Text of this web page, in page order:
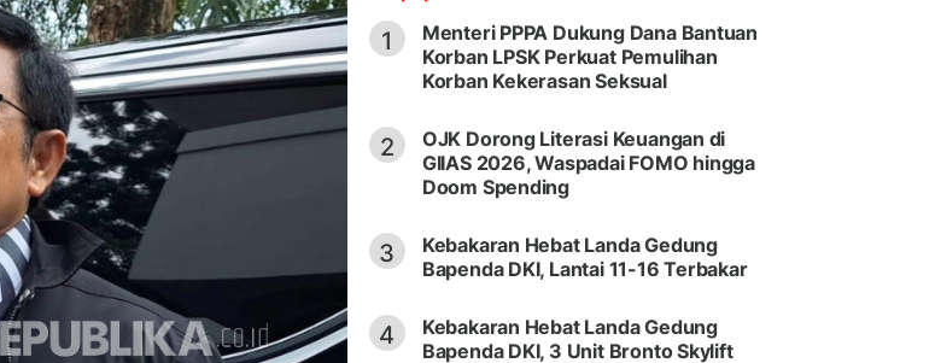
1
Menteri PPPA Dukung Dana Bantuan
Korban LPSK Perkuat Pemulihan
Korban Kekerasan Seksual
2
OJK Dorong Literasi Keuangan di
GIIAS 2026, Waspadai FOMO hingga
Doom Spending
3
Kebakaran Hebat Landa Gedung
Bapenda DKI, Lantai 11-16 Terbakar
4
Kebakaran Hebat Landa Gedung
Bapenda DKI, 3 Unit Bronto Skylift